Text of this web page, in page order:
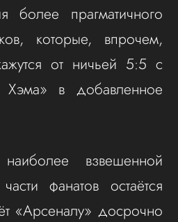
более прагматичного
которые, впрочем,
от ничьей 5:5 с
Хэма» в добавленное
взвешенной
фанатов остаётся
«Арсеналу» досрочно